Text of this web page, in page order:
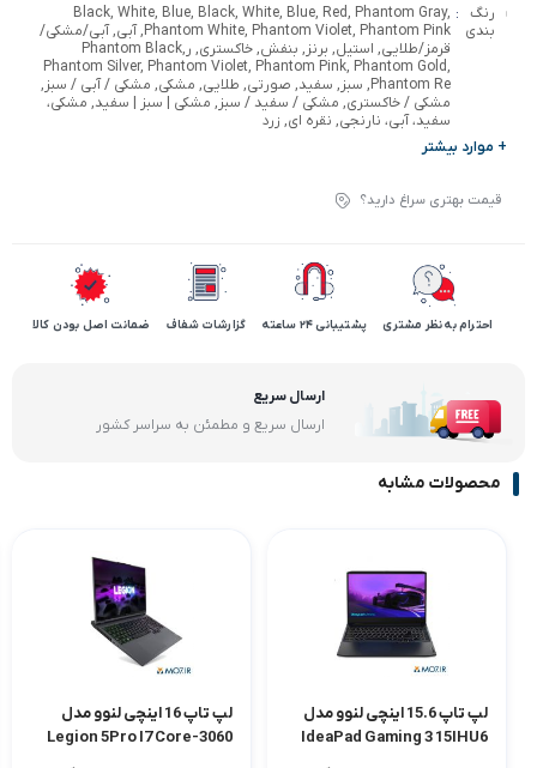
رنگ
بندی
:
Black, White, Blue, Black, White, Blue, Red, Phantom Gray,
Phantom White, Phantom Violet, Phantom Pink, آبی, آبی/مشکی/
قرمز/طلایی, استیل, برنز, بنفش, خاکستری, رPhantom Black,
Phantom Silver, Phantom Violet, Phantom Pink, Phantom Gold,
Phantom Re, سبز, سفید, صورتی, طلایی, مشکی, مشکی / آبی / سبز,
مشکی / خاکستری, مشکی / سفید / سبز, مشکی | سبز | سفید, مشکی،
سفید، آبی، نارنجی, نقره ای, زرد
+ موارد بیشتر
قیمت بهتری سراغ دارید؟
احترام به نظر مشتری پشتیبانی 24 ساعته گزارشات شفاف ضمانت اصل بودن کالا
ارسال سریع
ارسال سریع و مطمئن به سراسر کشور
محصولات مشابه
لپ تاپ 15.6 اینچی لنوو مدل
IdeaPad Gaming 3 15IHU6
لپ تاپ 16 اینچی لنوو مدل
3060-Legion 5Pro I7 Core